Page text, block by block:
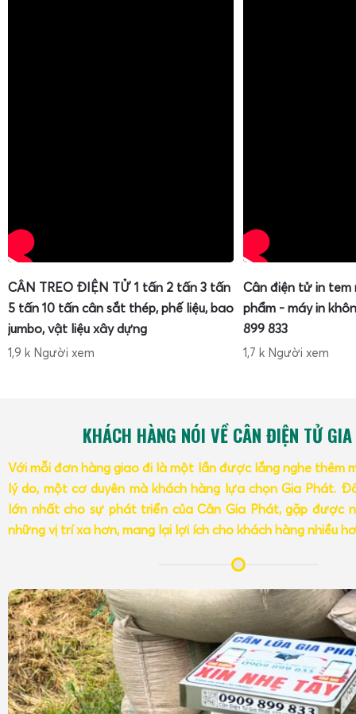
CÂN TREO ĐIỆN TỬ 1 tấn 2 tấn 3 tấn
5 tấn 10 tấn cân sắt thép, phế liệu, bao
jumbo, vật liệu xây dựng
1,9 k Người xem
Cân điện tử in tem
phẩm - máy in
899 833
1,7 k Người xem
KHÁCH HÀNG NÓI VỀ CÂN ĐIỆN TỬ
Với mỗi đơn hàng giao đi là một lần được lắng nghe thêm
lý do, một cơ duyên mà khách hàng lựa chọn Gia Phát.
lớn nhất cho sự phát triển của Cân Gia Phát, gặp được
những vị trí xa hơn, mang lại lợi ích cho khách hàng nhiều